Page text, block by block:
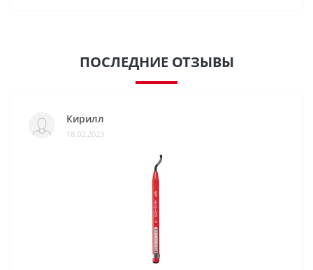
ПОСЛЕДНИЕ ОТЗЫВЫ
Кирилл
18.02.2023